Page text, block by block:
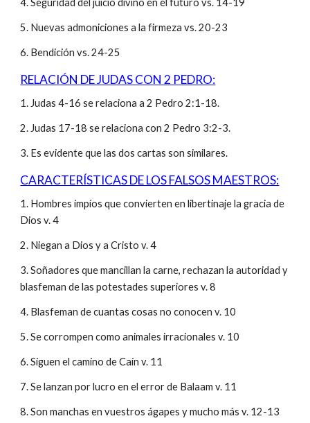
4. Seguridad del juicio divino en el futuro vs. 14-19
5. Nuevas admoniciones a la firmeza vs. 20-23
6. Bendición vs. 24-25
RELACIÓN DE JUDAS CON 2 PEDRO:
1. Judas 4-16 se relaciona a 2 Pedro 2:1-18.
2. Judas 17-18 se relaciona con 2 Pedro 3:2-3.
3. Es evidente que las dos cartas son similares.
CARACTERÍSTICAS DE LOS FALSOS MAESTROS:
1. Hombres impíos que convierten en libertinaje la gracia de
Dios v. 4
2. Niegan a Dios y a Cristo v. 4
3. Soñadores que mancillan la carne, rechazan la autoridad y
blasfeman de las potestades superiores v. 8
4. Blasfeman de cuantas cosas no conocen v. 10
5. Se corrompen como animales irracionales v. 10
6. Siguen el camino de Caín v. 11
7. Se lanzan por lucro en el error de Balaam v. 11
8. Son manchas en vuestros ágapes y mucho más v. 12-13